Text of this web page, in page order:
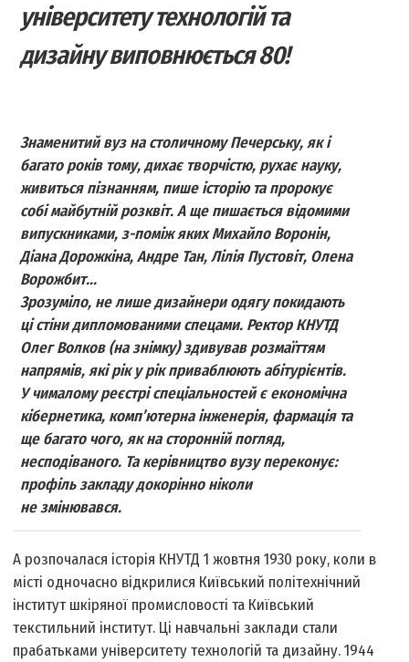
університету технологій та
дизайну виповнюється 80!
Знаменитий вуз на столичному Печерську, як і
багато років тому, дихає творчістю, рухає науку,
живиться пізнанням, пише історію та пророкує
собі майбутній розквіт. А ще пишається відомими
випускниками, з-поміж яких Михайло Воронін,
Діана Дорожкіна, Андре Тан, Лілія Пустовіт, Олена
Ворожбит...
Зрозуміло, не лише дизайнери одягу покидають
ці стіни дипломованими спецами. Ректор КНУТД
Олег Волков (на знімку) здивував розмаїттям
напрямів, які рік у рік приваблюють абітурієнтів.
У чималому реєстрі спеціальностей є економічна
кібернетика, комп’ютерна інженерія, фармація та
ще багато чого, як на сторонній погляд,
несподіваного. Та керівництво вузу переконує:
профіль закладу докорінно ніколи
не змінювався.
А розпочалася історія КНУТД 1 жовтня 1930 року, коли в
місті одночасно відкрилися Київський політехнічний
інститут шкіряної промисловості та Київський
текстильний інститут. Ці навчальні заклади стали
прабатьками університету технологій та дизайну. 1944